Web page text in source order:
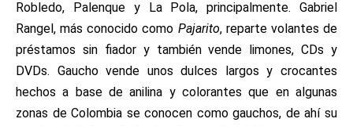
Robledo, Palenque y La Pola, principalmente. Gabriel
Rangel, más conocido como Pajarito, reparte volantes de
préstamos sin fiador y también vende limones, CDs y
DVDs. Gaucho vende unos dulces largos y crocantes
hechos a base de anilina y colorantes que en algunas
zonas de Colombia se conocen como gauchos, de ahí su